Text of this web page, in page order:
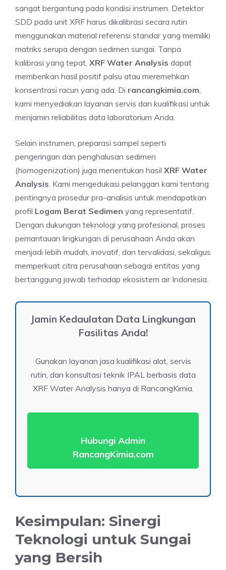
sangat bergantung pada kondisi instrumen. Detektor
SDD pada unit XRF harus dikalibrasi secara rutin
menggunakan material referensi standar yang memiliki
matriks serupa dengan sedimen sungai. Tanpa
kalibrasi yang tepat, XRF Water Analysis dapat
memberikan hasil positif palsu atau meremehkan
konsentrasi racun yang ada. Di rancangkimia.com
kami menyediakan layanan servis dan kualifikasi untuk
menjamin reliabilitas data laboratorium Anda.
Selain instrumen, preparasi sampel seperti
pengeringan dan penghalusan sedimen
(homogenization) juga menentukan hasil XRF Water
Analysis . Kami mengedukasi pelanggan kami tentang
pentingnya prosedur pra-analisis untuk mendapatkan
profil Logam Berat Sedimen yang representatif.
Dengan dukungan teknologi yang profesional, proses
pemantauan lingkungan di perusahaan Anda akan
menjadi lebih mudah, inovatif, dan tervalidasi, sekaligus
memperkuat citra perusahaan sebagai entitas yang
bertanggung jawab terhadap ekosistem air Indonesia.
Jamin Kedaulatan Data Lingkungan
Fasilitas Anda!
Gunakan layanan jasa kualifikasi alat, servis
rutin, dan konsultasi teknik IPAL berbasis data
XRF Water Analysis hanya di RancangKimia.
Hubungi Admin
RancangKimia.com
Kesimpulan: Sinergi
Teknologi untuk Sungai
yang Bersih